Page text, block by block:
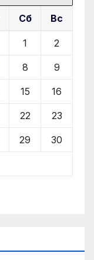
Сб Вс
1 2
8 9
15 16
22 23
29 30